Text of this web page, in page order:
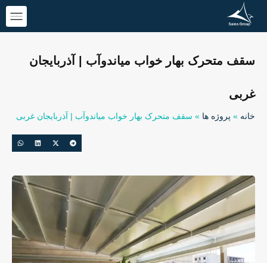
سقف متحرک بهار خواب میاندوآب | آذربایجان
غربی
خانه » پروژه ها » سقف متحرک بهار خواب میاندوآب | آذربایجان غربی